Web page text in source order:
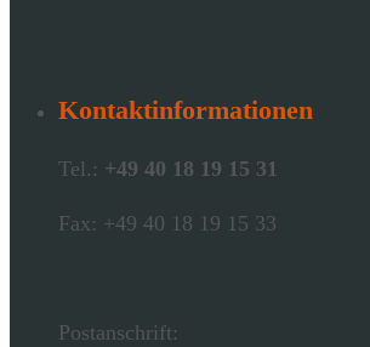
Kontaktinformationen
Tel.: +49 40 18 19 15 31
Fax: +49 40 18 19 15 33
Postanschrift: